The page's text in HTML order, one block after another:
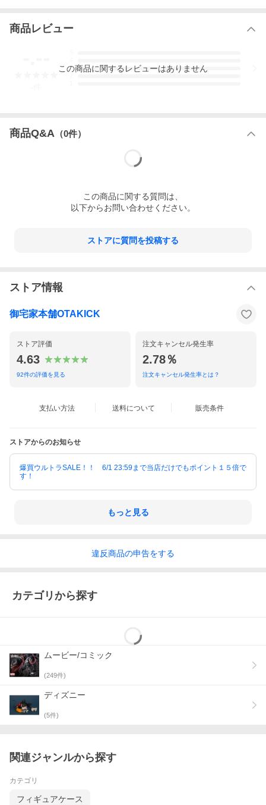
商品レビュー
3
この商品に関するレビューはありません
商品Q&A （0件）
この商品に関する質問は、
以下からお問い合わせください。
ストアに質問を投稿する
ストア情報
御宅家本舗OTAKICK
ストア評価
4.63
92件の評価を見る
注文キャンセル発生率
2.78％
注文キャンセル発生率とは？
支払い方法 送料について 販売条件
ストアからのお知らせ
爆買ウルトラSALE！！ 6/1 23:59まで当店だけでもポイント１５倍で
す！
もっと見る
違反商品の申告をする
カテゴリから探す
ムービー/コミック
(249件)
ディズニー
(5件)
関連ジャンルから探す
カテゴリ
フィギュアケース